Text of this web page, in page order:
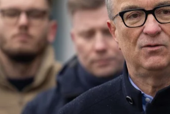
із колегами висловив підтримку
своїми друзями, за що група трохи
шрамами на обличчі та
політикам про своє життя в
окупувала росія. Водночас
якого важко було очікувати».